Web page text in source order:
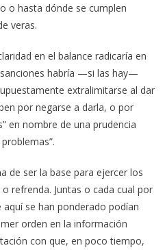
o hasta dónde se cumplen
veras.
en el balance radicaría en
habría —si las hay—
extralimitarse al dar
por negarse a darla, o por
en nombre de una prudencia
de ser la base para ejercer los
refrenda. Juntas o cada cual por
se han ponderado podían
orden en la información
con que, en poco tiempo,